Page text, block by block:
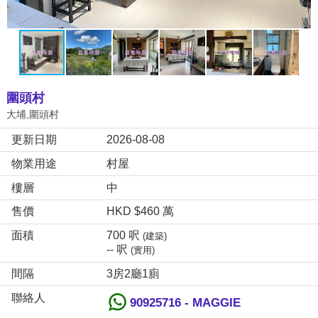
圍頭村
大埔,圍頭村
更新日期
2026-08-08
物業用途
村屋
樓層
中
售價
HKD $460 萬
面積
700 呎(建築)
-- 呎(實用)
間隔
3房2廳1廁
聯絡人
90925716 - MAGGIE